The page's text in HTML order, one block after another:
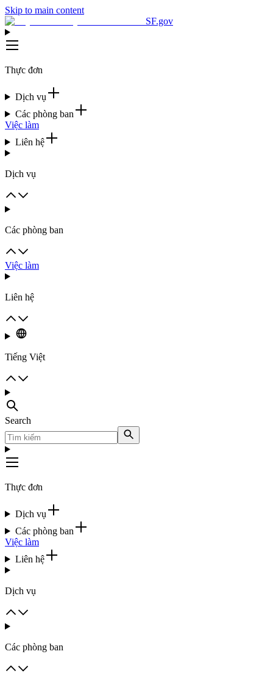
Skip to main content
SF.gov
Thực đơn
Dịch vụ
Các phòng ban
Việc làm
Liên hệ
Dịch vụ
Các phòng ban
Việc làm
Liên hệ
Tiếng Việt
Search
Thực đơn
Dịch vụ
Các phòng ban
Việc làm
Liên hệ
Dịch vụ
Các phòng ban